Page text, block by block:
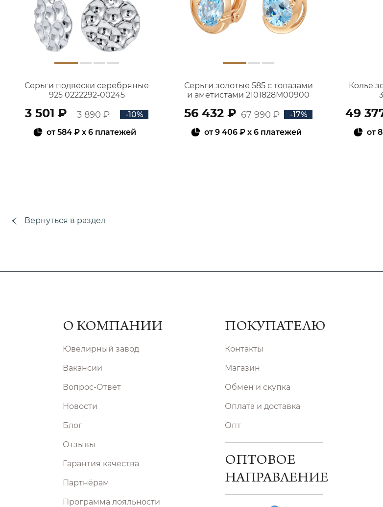
Серьги подвески серебряные
925 0222292-00245
3 501 ₽ 3 890 ₽
-10%
от584 ₽ x 6 платежей
Серьги золотые 585 с топазами
и аметистами 2101828М00900
56 432 ₽ 67 990 ₽
-17%
от9 406 ₽ x 6 платежей
Колье
49
от
Вернуться в раздел
О КОМПАНИИ
Ювелирный завод
Вакансии
Вопрос-Ответ
Новости
Блог
Отзывы
Гарантия качества
Партнёрам
Программа лояльности
ПОКУПАТЕЛЮ
Контакты
Магазин
Обмен и скупка
Оплата и доставка
Опт
ОПТОВОЕ
НАПРАВЛЕНИЕ